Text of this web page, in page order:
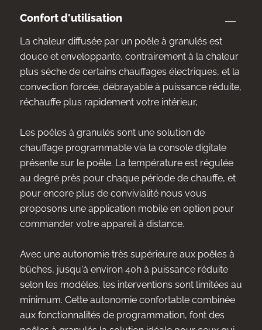
Confort d'utilisation
La chaleur diffusée par un poêle à granulés est
douce et enveloppante, contrairement à la chaleur
plus sèche de certains chauffages électriques, et la
convection forcée, débrayable à puissance réduite,
réchauffe plus rapidement votre intérieur,
Les poêles à granulés sont une solution de
chauffage programmable via la console digitale
présente sur le poêle. La température est régulée
au degré près pour chaque période de chauffe, et
pour encore plus de convivialité nous vous
proposons une application mobile en option pour
commander votre appareil à distance.
Avec une autonomie très supérieure aux poêles à
bûches, jusqu'à environ 40h à puissance réduite
selon les modèles, les interventions sont limitées au
minimum. Cette autonomie confortable combinée
aux fonctionnalités de programmation, font des